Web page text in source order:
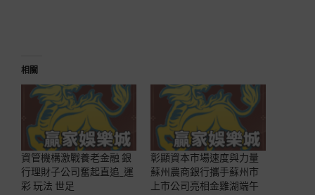
相關
資管機構激戰養老金融 銀
行理財子公司奮起直追_運
彩 玩法 世足
彰顯資本市場速度與力量
蘇州農商銀行攜手蘇州市
上市公司亮相金雞湖端午